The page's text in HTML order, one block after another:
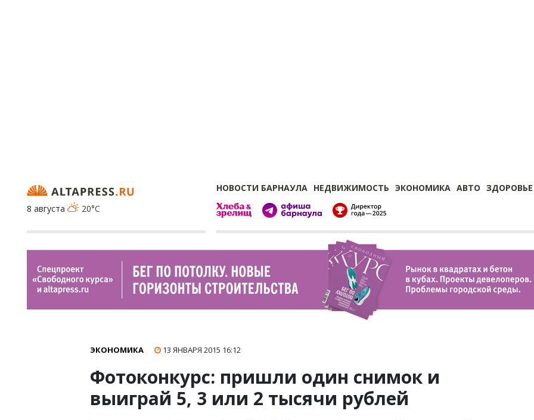
НОВОСТИ БАРНАУЛА НЕДВИЖИМОСТЬ ЭКОНОМИКА АВТО ЗДОРОВЬЕ
8 августа
20°C
ЭКОНОМИКА 13 ЯНВАРЯ 2015 16:12
Фотоконкурс: пришли один снимок и
выиграй 5, 3 или 2 тысячи рублей